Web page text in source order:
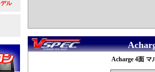
ル
Acharge 4面